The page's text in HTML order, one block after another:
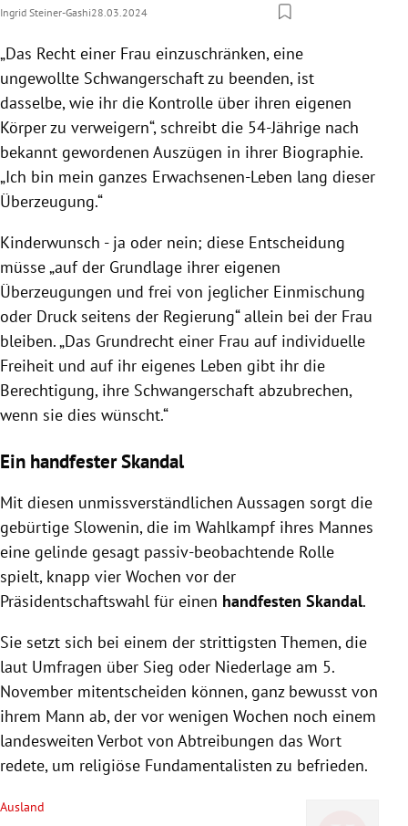
Ingrid Steiner-Gashi28.03.2024
„Das Recht einer Frau einzuschränken, eine
ungewollte Schwangerschaft zu beenden, ist
dasselbe, wie ihr die Kontrolle über ihren eigenen
Körper zu verweigern“, schreibt die 54-Jährige nach
bekannt gewordenen Auszügen in ihrer Biographie.
„Ich bin mein ganzes Erwachsenen-Leben lang dieser
Überzeugung.“
Kinderwunsch - ja oder nein; diese Entscheidung
müsse „auf der Grundlage ihrer eigenen
Überzeugungen und frei von jeglicher Einmischung
oder Druck seitens der Regierung“ allein bei der Frau
bleiben. „Das Grundrecht einer Frau auf individuelle
Freiheit und auf ihr eigenes Leben gibt ihr die
Berechtigung, ihre Schwangerschaft abzubrechen,
wenn sie dies wünscht.“
Ein handfester Skandal
Mit diesen unmissverständlichen Aussagen sorgt die
gebürtige Slowenin, die im Wahlkampf ihres Mannes
eine gelinde gesagt passiv-beobachtende Rolle
spielt, knapp vier Wochen vor der
Präsidentschaftswahl für einen handfesten Skandal.
Sie setzt sich bei einem der strittigsten Themen, die
laut Umfragen über Sieg oder Niederlage am 5.
November mitentscheiden können, ganz bewusst von
ihrem Mann ab, der vor wenigen Wochen noch einem
landesweiten Verbot von Abtreibungen das Wort
redete, um religiöse Fundamentalisten zu befrieden.
Ausland